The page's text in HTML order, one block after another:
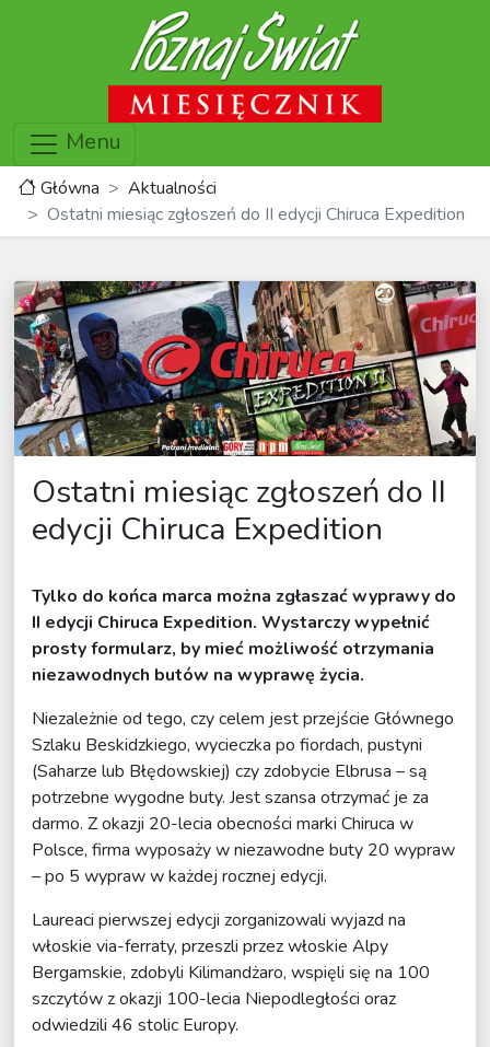
Menu
Główna
Aktualności
Ostatni miesiąc zgłoszeń do II edycji Chiruca Expedition
Ostatni miesiąc zgłoszeń do II
edycji Chiruca Expedition
Tylko do końca marca można zgłaszać wyprawy do
II edycji Chiruca Expedition. Wystarczy wypełnić
prosty formularz, by mieć możliwość otrzymania
niezawodnych butów na wyprawę życia.
Niezależnie od tego, czy celem jest przejście Głównego
Szlaku Beskidzkiego, wycieczka po fiordach, pustyni
(Saharze lub Błędowskiej) czy zdobycie Elbrusa – są
potrzebne wygodne buty. Jest szansa otrzymać je za
darmo. Z okazji 20-lecia obecności marki Chiruca w
Polsce, firma wyposaży w niezawodne buty 20 wypraw
– po 5 wypraw w każdej rocznej edycji.
Laureaci pierwszej edycji zorganizowali wyjazd na
włoskie via-ferraty, przeszli przez włoskie Alpy
Bergamskie, zdobyli Kilimandżaro, wspięli się na 100
szczytów z okazji 100-lecia Niepodległości oraz
odwiedzili 46 stolic Europy.